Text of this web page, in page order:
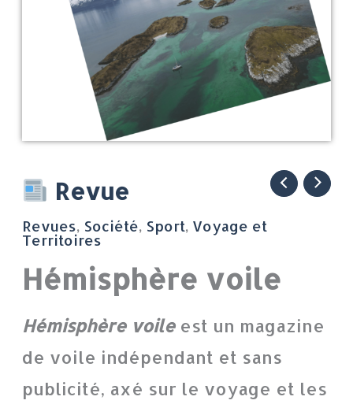
Revue
Revues, Société, Sport, Voyage et
Territoires
Hémisphère voile
Hémisphère voileest un magazine
de voile indépendant et sans
publicité, axé sur le voyage et les
quantité
de
Hémisphère